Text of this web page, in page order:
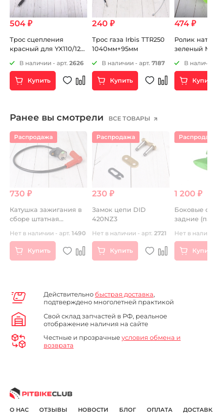
504 ₽
Трос сцепления
красный для YX110/125
В наличии - арт. 2626
Купить
240 ₽
Трос газа Irbis TTR250
1040мм+95мм
В наличии - арт. 7187
Купить
474 ₽
Ролик
зеленый
В наличии
Купить
Ранее вы смотрели ВСЕ ТОВАРЫ
Распродажа
730 ₽
Катушка зажигания в
сборе штатная
Нет в наличии - арт. 1490
Купить
Распродажа
230 ₽
Замок цепи DID
420NZ3
Нет в наличии - арт. 2721
Купить
Распродажа
1 200 ₽
Боковые
задние
Нет в
Купить
Действительно быстрая доставка,
подтверждено многолетней практикой
Свой склад запчастей в РФ, реальное
отображение наличия на сайте
Честные и прозрачныеусловия обмена и
возврата
О НАС ОТЗЫВЫ НОВОСТИ БЛОГ ОПЛАТА ДОСТАВКА